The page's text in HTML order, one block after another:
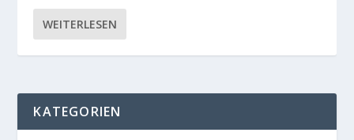
WEITERLESEN
KATEGORIEN